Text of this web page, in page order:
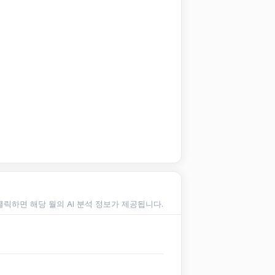
하면 해당 월의 AI 분석 정보가 제공됩니다.